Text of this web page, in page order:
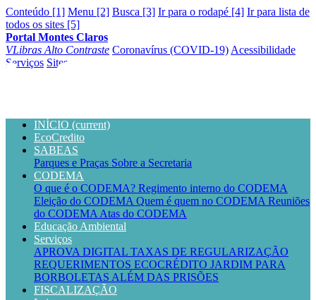
Conteúdo [1] Menu [2] Busca [3] Ir para o rodapé [4] Ir para lista de
todos os sites [5]
Portal Montes Claros
VLibras Alto Contraste Coronavírus (COVID-19) Acessibilidade
Serviços Sites
INÍCIO (current)
EcoCredito
SABEAS
Parques e Praças Sobre a Secretaria
CODEMA
O que é o CODEMA? Regimento interno do CODEMA
Eleição do CODEMA Quem é quem no CODEMA Reuniões
do CODEMA Atas do CODEMA
Educação Ambiental
Serviços
APROVA DIGITAL TAXAS DE REGULARIZAÇÃO
REQUERIMENTOS ECOCRÉDITO JARDIM PARA
BORBOLETAS ALÉM DAS PRISÕES
FISCALIZAÇÃO